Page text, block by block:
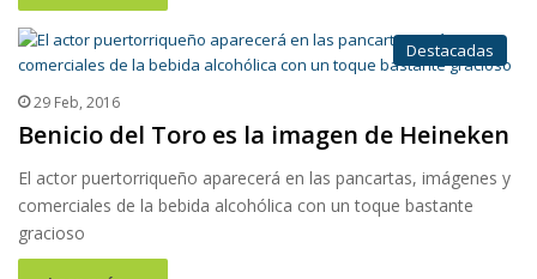
Destacadas
29 Feb, 2016
Benicio del Toro es la imagen de Heineken
El actor puertorriqueño aparecerá en las pancartas, imágenes y
comerciales de la bebida alcohólica con un toque bastante
gracioso